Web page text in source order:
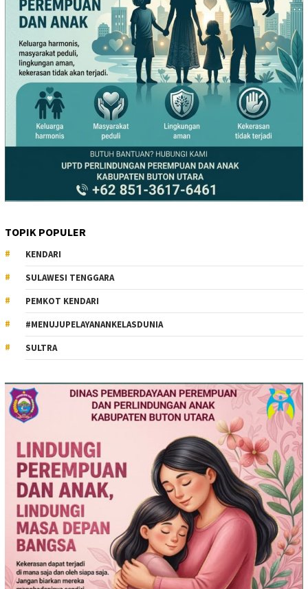
TOPIK POPULER
KENDARI
SULAWESI TENGGARA
PEMKOT KENDARI
#MENUJUPELAYANANKELASDUNIA
SULTRA